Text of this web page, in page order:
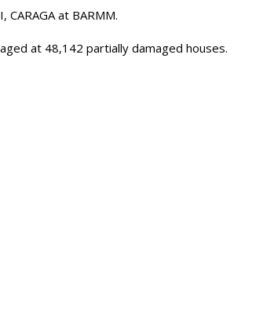
CARAGA at BARMM.
at 48,142 partially damaged houses.